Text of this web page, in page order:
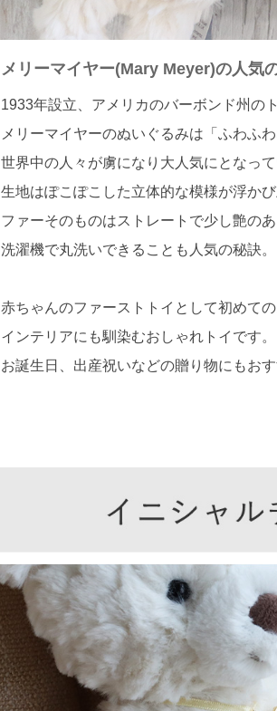
メリーマイヤー(Mary Meyer)の人気
1933年設立、アメリカのバーボンド州の
メリーマイヤーのぬいぐるみは「ふわふ
世界中の人々が虜になり大人気にとなって
生地はぽこぽこした立体的な模様が浮かび
ファーそのものはストレートで少し艶の
洗濯機で丸洗いできることも人気の秘訣。
赤ちゃんのファーストトイとして初めての
インテリアにも馴染むおしゃれトイです。
お誕生日、出産祝いなどの贈り物にもおす